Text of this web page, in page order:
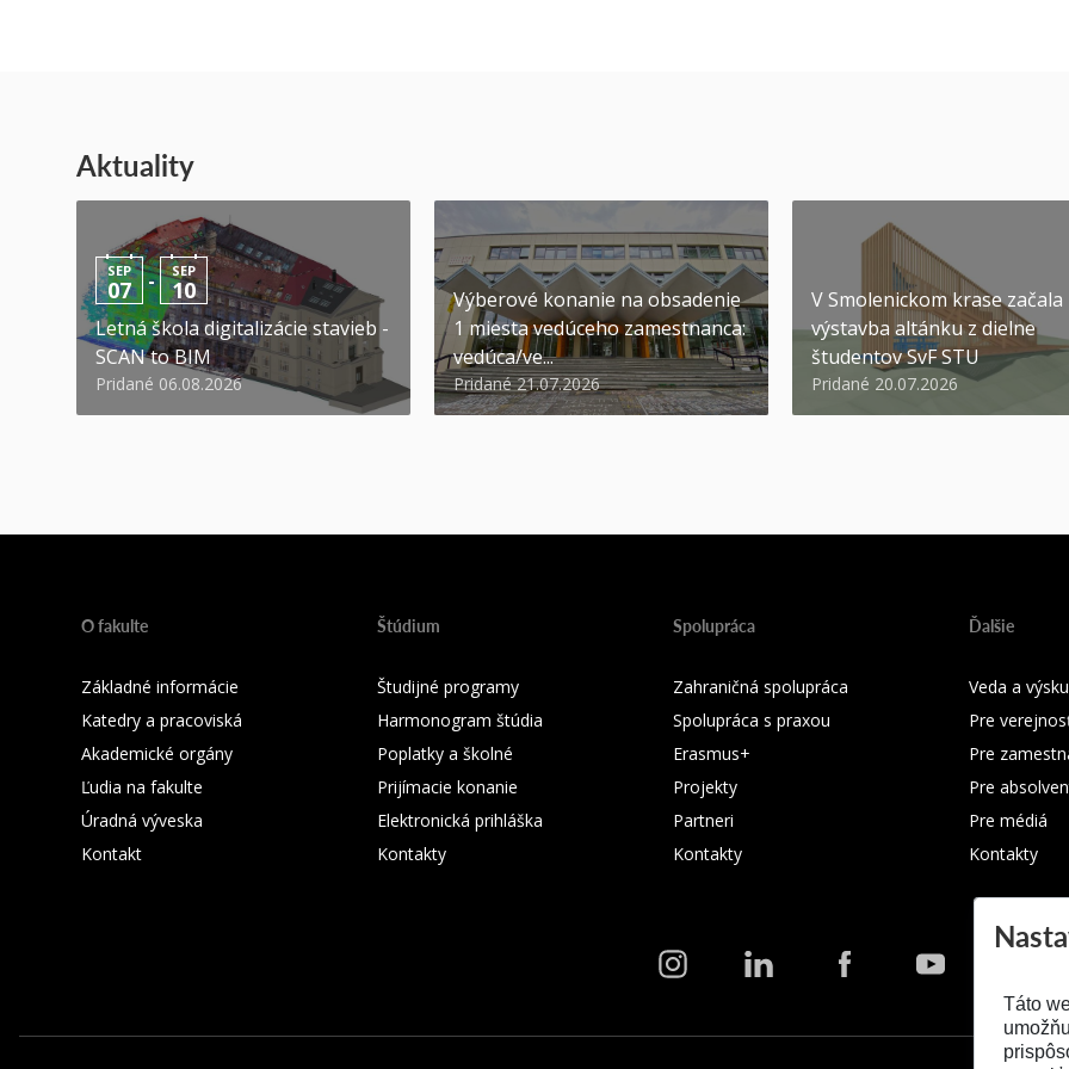
Aktuality
SEP
07 - SEP
10
Letná škola digitalizácie stavieb -
SCAN to BIM
Pridané 06.08.2026
Výberové konanie na obsadenie
1 miesta vedúceho zamestnanca:
vedúca/ve...
Pridané 21.07.2026
V Smolenickom krase začala
výstavba altánku z dielne
študentov SvF STU
Pridané 20.07.2026
O fakulte
Základné informácie
Katedry a pracoviská
Akademické orgány
Ľudia na fakulte
Úradná výveska
Kontakt
Štúdium
Študijné programy
Harmonogram štúdia
Poplatky a školné
Prijímacie konanie
Elektronická prihláška
Kontakty
Spolupráca
Zahraničná spolupráca
Spolupráca s praxou
Erasmus+
Projekty
Partneri
Kontakty
Ďalšie
Veda a
Pre
Pre
Pre
Pre médiá
Kontakty
Táto